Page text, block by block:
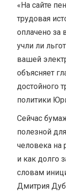
«На сайте
трудовая
оплачено за
учли ли
вашей
объясняет
достойного
политики
Сейчас
полезной
человека на
и как долго
словам
Дмитрия